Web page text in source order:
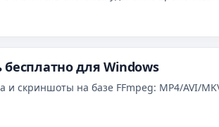
для Windows
скриншоты на базе FFmpeg: MP4/AVI/